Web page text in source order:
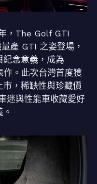
，The Golf GTI
產 GTI 之姿登場，
紀念意義，成為
作。此次台灣首度獲
，稀缺性與珍藏價
迷與性能車收藏愛好